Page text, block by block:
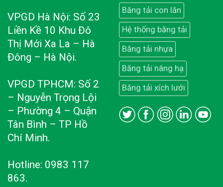
VPGD Hà Nội: Số 23
Liền Kề 10 Khu Đô
Thị Mới Xa La – Hà
Đông – Hà Nội.
VPGD TPHCM: Số 2
– Nguyễn Trọng Lội
– Phường 4 – Quận
Tân Bình – TP Hồ
Chí Minh.
Hotline: 0983 117
863.
Băng tải con lăn
Hệ thống băng tải
Băng tải nhựa
Băng tải nâng hạ
Băng tải xích lưới